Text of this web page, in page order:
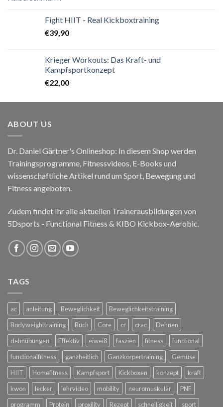
Fight HIIT - Real Kickboxtraining
€39,90
Krieger Workouts: Das Kraft- und
Kampfsportkonzept
€22,00
ABOUT US
Dr. Daniel Gärtner's Onlineshop: In diesem Shop werden
Trainingsprogramme, Fitnessvideos, E-Books und
wissenschaftliche Artikel rund um Sport, Bewegung und
Fitness angeboten.
Zudem findet Ihr alle aktuellen Trainerausbildungen von
5Dsports - Functional Fitness & KIBO Kickbox-Aerobic.
TAGS
ac anleitung Beweglichkeit
Beweglichkeitstraining
Bodyweighttraining
Buch Core cr crac
Dehnen
dehnübungen
Effektiv eiweiß faszien fitness
functional
functionalfitness
ganzheitlich Ganzkörpertraining
Gemüse
HIIT
Homefitness Kampfsport Kickboxen konzept
kraft
kwon
lecker lehrvideo mobility neuromuskulär
PNF
programm
Protein proxility Rezept schnelligkeit sport